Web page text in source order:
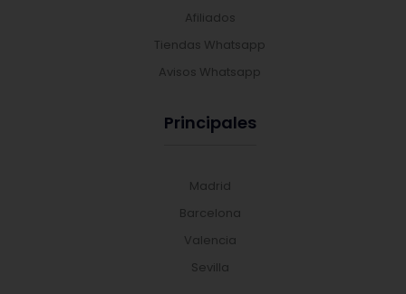
Afiliados
Tiendas Whatsapp
Avisos Whatsapp
Principales
Madrid
Barcelona
Valencia
Sevilla